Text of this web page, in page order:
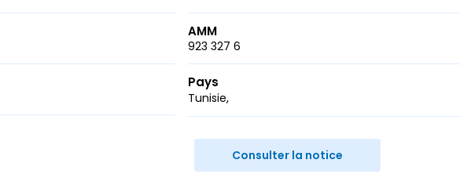
AMM
923 327 6
Pays
Tunisie
Consulter la notice